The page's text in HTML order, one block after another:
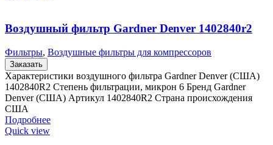
Воздушный фильтр Gardner Denver 1402840r2
Фильтры, Воздушные фильтры для компрессоров
Заказать
Характеристики воздушного фильтра Gardner Denver (США)
1402840R2 Степень фильтрации, микрон 6 Бренд Gardner
Denver (США) Артикул 1402840R2 Страна происхождения
США
Подробнее
Quick view